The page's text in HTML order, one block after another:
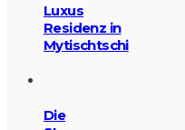
Luxus
Residenz in
Mytischtschi
Die